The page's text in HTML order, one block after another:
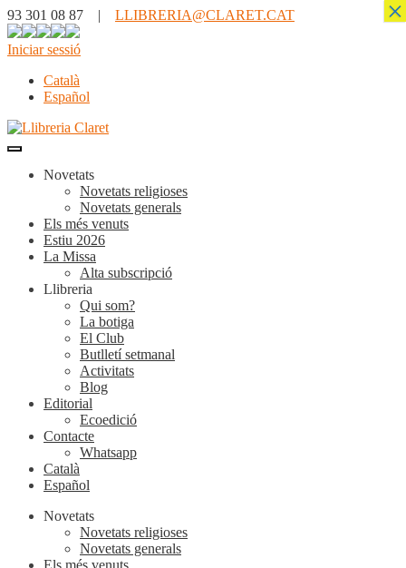
93 301 08 87 | LLIBRERIA@CLARET.CAT
Iniciar sessió
Català
Español
Novetats
Novetats religioses
Novetats generals
Els més venuts
Estiu 2026
La Missa
Alta subscripció
Llibreria
Qui som?
La botiga
El Club
Butlletí setmanal
Activitats
Blog
Editorial
Ecoedició
Contacte
Whatsapp
Català
Español
Novetats
Novetats religioses
Novetats generals
Els més venuts
×